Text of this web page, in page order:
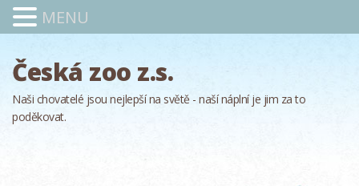
Česká zoo z.s.
Naši chovatelé jsou nejlepší na světě - naší náplní je jim za to
poděkovat.
MENU